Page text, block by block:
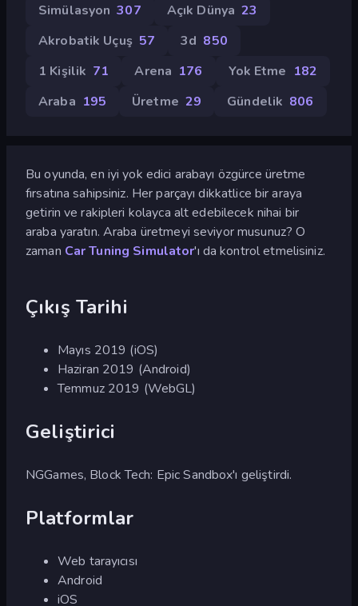
Simülasyon 307 Açık Dünya 23
Akrobatik Uçuş 57 3d 850
1 Kişilik 71 Arena 176 Yok Etme 182
Araba 195 Üretme 29 Gündelik 806
Bu oyunda, en iyi yok edici arabayı özgürce üretme
fırsatına sahipsiniz. Her parçayı dikkatlice bir araya
getirin ve rakipleri kolayca alt edebilecek nihai bir
araba yaratın. Araba üretmeyi seviyor musunuz? O
zaman Car Tuning Simulator'ı da kontrol etmelisiniz.
Çıkış Tarihi
Mayıs 2019 (iOS)
Haziran 2019 (Android)
Temmuz 2019 (WebGL)
Geliştirici
NGGames, Block Tech: Epic Sandbox'ı geliştirdi.
Platformlar
Web tarayıcısı
Android
iOS